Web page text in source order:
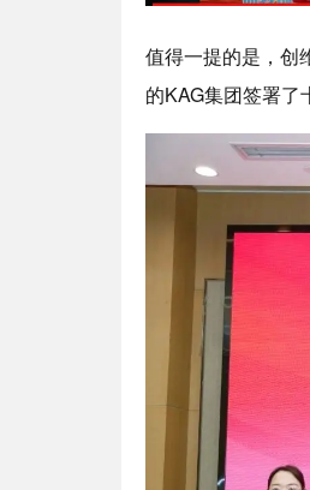
值得一提的是，创
的KAG集团签署了